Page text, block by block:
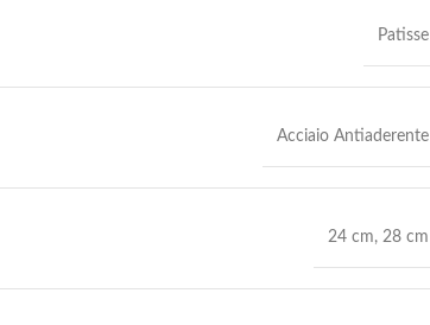
Patisse
Acciaio Antiaderente
24 cm, 28 cm